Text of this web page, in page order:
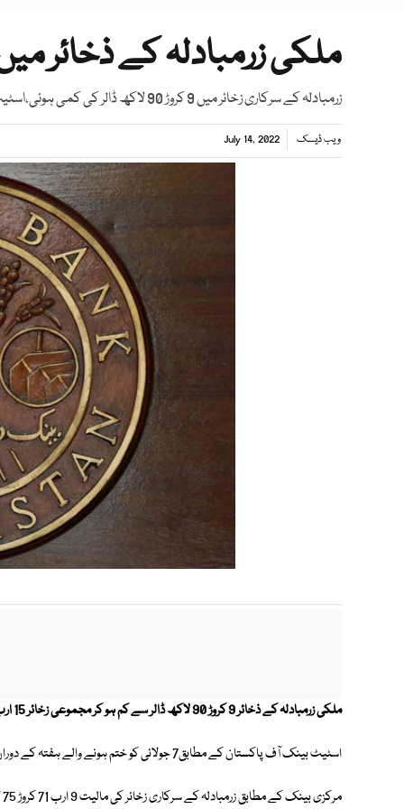
ملکی زرمبادلہ کے ذخائر میں 9کروڑ 90لاکھ ڈالر کی
زرمبادلہ کے سرکاری زخائر میں 9 کروڑ 90 لاکھ ڈالر کی کمی ہوئی،اسٹیٹ بینک
ویب ڈیسک July 14, 2022
ملکی زرمبادلہ کے ذخائر 9 کروڑ 90 لاکھ ڈالر سے کم ہو کر مجموعی زخائر 15 ارب 61 کروڑ 5 لاکھ ڈالر ہوگئے ہیں۔
اسٹیٹ بینک آف پاکستان کے مطابق7 جولائی کو ختم ہونے والے ہفتہ کے دوران زرمبادلہ کے سرکاری زخائر میں 9 کروڑ 90 لاکھ ڈالر کی کمی ہوئی۔